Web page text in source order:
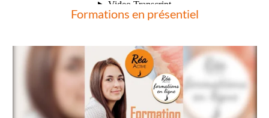
Formations en présentiel